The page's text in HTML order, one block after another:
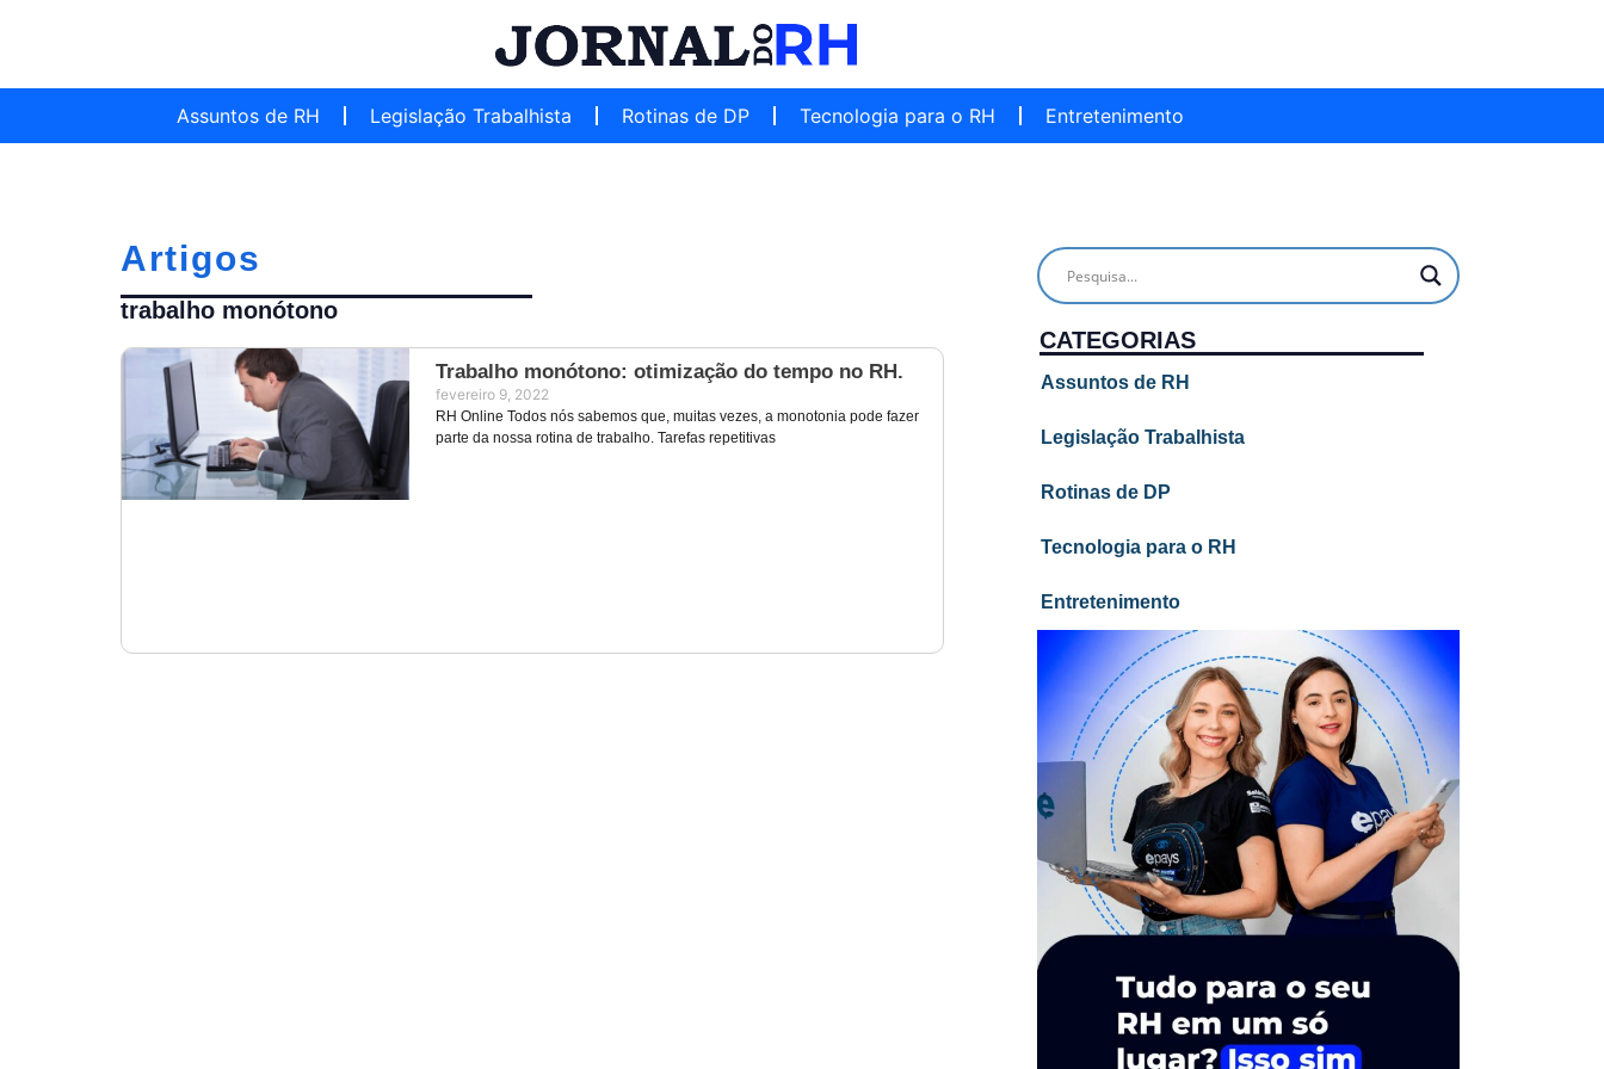
Assuntos de RH Legislação Trabalhista Rotinas de DP Tecnologia para o RH Entretenimento
Artigos
trabalho monótono
Trabalho monótono: otimização do tempo no RH.
fevereiro 9, 2022
RH Online Todos nós sabemos que, muitas vezes, a monotonia pode fazer
parte da nossa rotina de trabalho. Tarefas repetitivas
CATEGORIAS
Assuntos de RH
Legislação Trabalhista
Rotinas de DP
Tecnologia para o RH
Entretenimento